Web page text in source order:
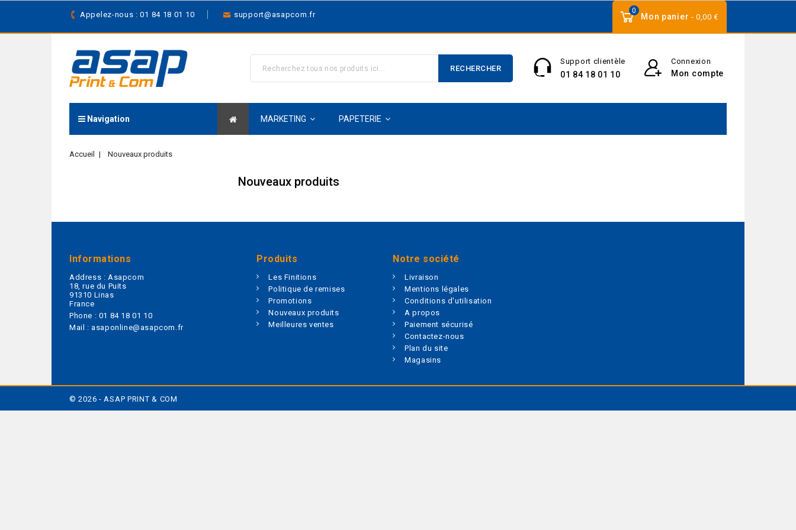
Appelez-nous : 01 84 18 01 10 support@asapcom.fr Mon panier - 0,00 €
0
Connexion
Mon compte
Support clientèle
01 84 18 01 10
RECHERCHER
Navigation MARKETING PAPETERIE
Accueil Nouveaux produits
Nouveaux produits
Informations
Address : Asapcom
18, rue du Puits
91310 Linas
France
Phone : 01 84 18 01 10
Mail :asaponline@asapcom.fr
Produits
Les Finitions
Politique de remises
Promotions
Nouveaux produits
Meilleures ventes
Notre société
Livraison
Mentions légales
Conditions d'utilisation
A propos
Paiement sécurisé
Contactez-nous
Plan du site
Magasins
© 2026 - ASAP PRINT & COM